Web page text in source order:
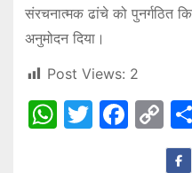
संरचनात्मक ढांचे को पुनर्गठित
अनुमोदन दिया।
Post Views: 2
W T F C
o